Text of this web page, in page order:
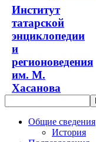
Институт
татарской
энциклопедии
и
регионоведения
им. М.
Хасанова
Общие сведения
История